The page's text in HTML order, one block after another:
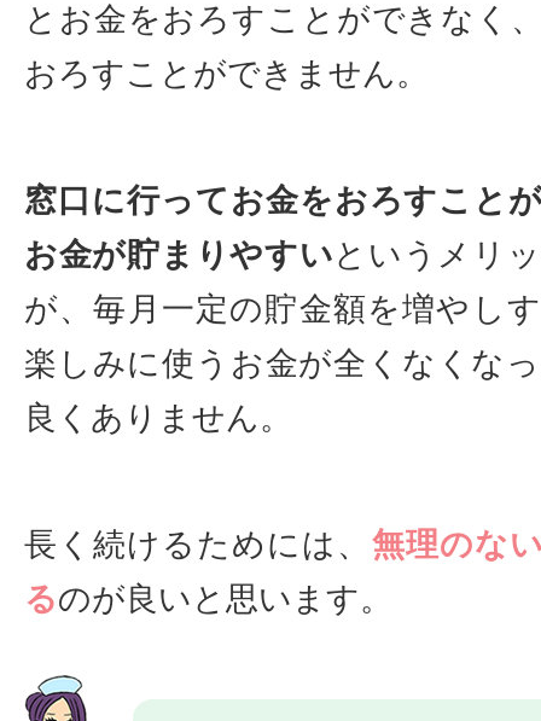
とお金をおろすことができなく
おろすことができません。
窓口に行ってお金をおろすこと
お金が貯まりやすいというメリ
が、毎月一定の貯金額を増やし
楽しみに使うお金が全くなくな
良くありません。
長く続けるためには、 無理のな
るのが良いと思います。